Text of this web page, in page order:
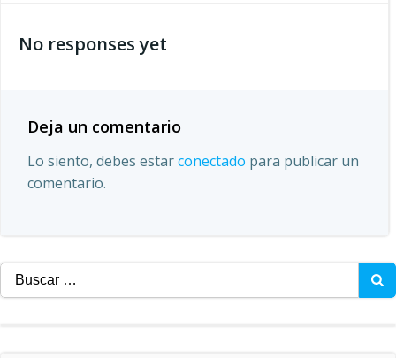
las
No responses yet
Deja un comentario
Lo siento, debes estarconectado para publicar un
comentario.
Buscar: